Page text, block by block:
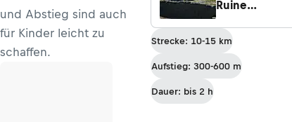
und Abstieg sind auch
für Kinder leicht zu
schaffen.
Ruine
Strecke: 10-15 km
Aufstieg: 300-600 m
Dauer: bis 2 h